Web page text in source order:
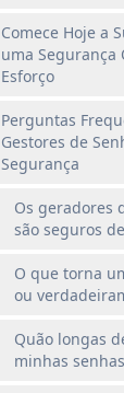
Comece Hoje a
uma Segurança
Esforço
Perguntas
Gestores de
Segurança
Os geradores
são seguros
O que torna
ou
Quão longas
minhas